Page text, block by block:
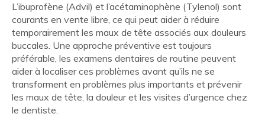
L’ibuprofène (Advil) et l’acétaminophène (Tylenol) sont
courants en vente libre, ce qui peut aider à réduire
temporairement les maux de tête associés aux douleurs
buccales. Une approche préventive est toujours
préférable, les examens dentaires de routine peuvent
aider à localiser ces problèmes avant qu’ils ne se
transforment en problèmes plus importants et prévenir
les maux de tête, la douleur et les visites d’urgence chez
le dentiste.